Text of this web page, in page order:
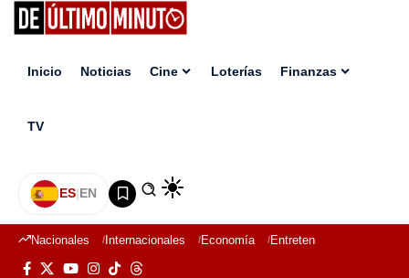
Inicio Noticias Cine Loterías Finanzas
TV
ES|EN
Nacionales Internacionales Economía Entretenimiento